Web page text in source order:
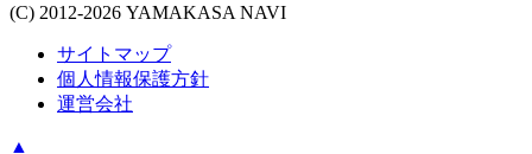
(C) 2012-2026 YAMAKASA NAVI
サイトマップ
個人情報保護方針
運営会社
▲